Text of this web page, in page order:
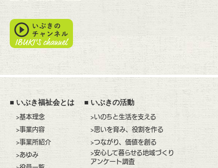
■ いぶき福祉会とは
>基本理念
>事業内容
>事業所紹介
>あゆみ
■いぶきの活動
>いのちと生活を支える
>思いを育み、役割を作る
>つながり、価値を創る
>安心して暮らせる地域づくり
アンケート調査